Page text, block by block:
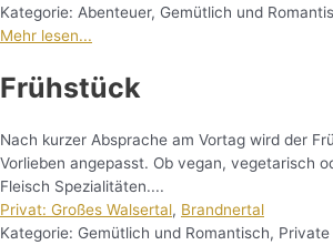
Kategorie: Abenteuer, Gemütlich und
Mehr lesen...
Frühstück
Nach kurzer Absprache am Vortag wird der
Vorlieben angepasst. Ob vegan, vegetarisch
Fleisch Spezialitäten....
Privat: Großes Walsertal, Brandnertal
Kategorie: Gemütlich und Romantisch,